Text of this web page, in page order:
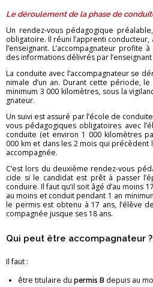
Le dé­rou­le­ment de la phase de
Un ren­dez-vous pé­da­go­gique
obli­ga­toire. Il réuni l’ap­prenti
l’en­sei­gnant. L’ac­com­pa­gna­teur pro­fite
des in­for­ma­tions dé­li­vrés par
La conduite avec l’ac­com­pa­gna­teur se
ni­male d’un an. Du­rant cette pé­riode,
mi­ni­mum 3 000 ki­lo­mètres, sous la
gna­teur.
Un suivi est as­suré par l’école de
vous pé­da­go­giques obli­ga­toires avec
conduite (et en­vi­ron 1 000 ki­lo­mètres
000 km et dans les 2 mois qui
ac­com­pa­gnée.
C’est lors du deuxième ren­dez-vous
cide si le can­di­dat est prêt à pas­ser
conduire. Il faut qu’il soit âgé d’au moins
au moins et conduit pen­dant 1 an
le per­mis est ob­tenu à 17 ans, l’élève
com­pa­gnée jusque ses 18 ans.
Qui peut être ac­com­pa­gna­teur ?
Il faut :
être ti­tu­laire du per­mis B de­puis au